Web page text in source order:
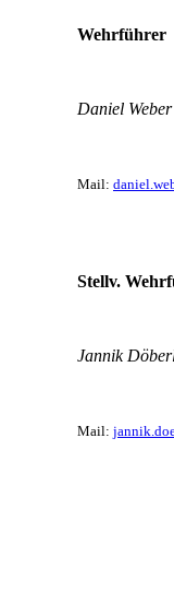
Wehrführer
Daniel Weber
Mail:
Stellv.
Jannik
Mail: